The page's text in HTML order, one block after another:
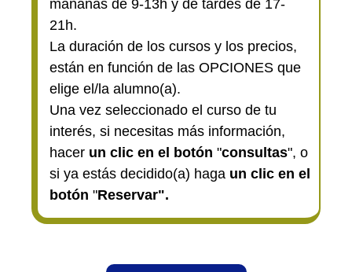
mañanas de 9-13h y de tardes de 17-
21h.
La duración de los cursos y los precios,
están en función de las OPCIONES que
elige el/la alumno(a).
Una vez seleccionado el curso de tu
interés, si necesitas más información,
hacer un clic en el botón "consultas", o
si ya estás decidido(a) haga un clic en el
botón "Reservar".